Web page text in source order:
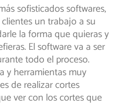
sofisticados softwares,
un trabajo a su
la forma que quieras y
El software va a ser
todo el proceso.
y herramientas muy
de realizar cortes
ver con los cortes que